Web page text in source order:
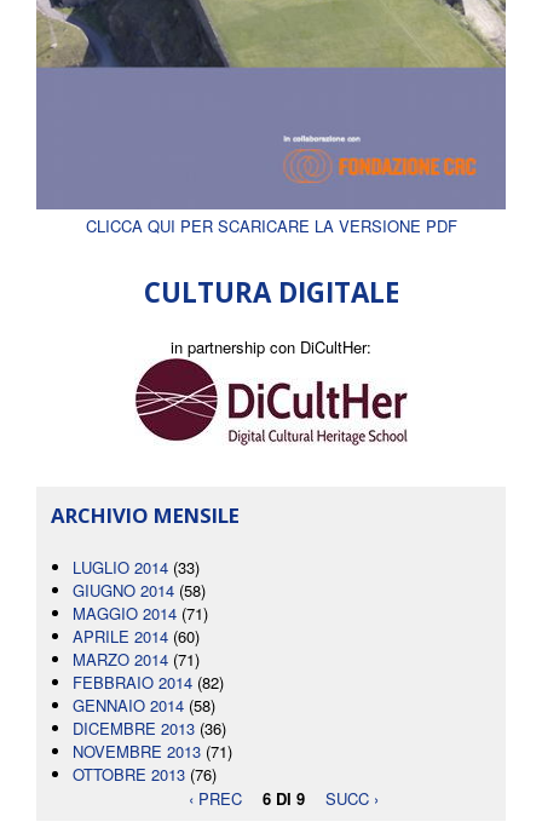
CLICCA QUI PER SCARICARE LA VERSIONE PDF
CULTURA DIGITALE
in partnership con DiCultHer:
ARCHIVIO MENSILE
LUGLIO 2014 (33)
GIUGNO 2014 (58)
MAGGIO 2014 (71)
APRILE 2014 (60)
MARZO 2014 (71)
FEBBRAIO 2014 (82)
GENNAIO 2014 (58)
DICEMBRE 2013 (36)
NOVEMBRE 2013 (71)
OTTOBRE 2013 (76)
‹ PREC
6 DI 9 SUCC ›